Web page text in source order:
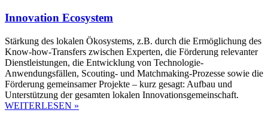
Innovation Ecosystem
Stärkung des lokalen Ökosystems, z.B. durch die Ermöglichung des
Know-how-Transfers zwischen Experten, die Förderung relevanter
Dienstleistungen, die Entwicklung von Technologie-
Anwendungsfällen, Scouting- und Matchmaking-Prozesse sowie die
Förderung gemeinsamer Projekte – kurz gesagt: Aufbau und
Unterstützung der gesamten lokalen Innovationsgemeinschaft.
WEITERLESEN »